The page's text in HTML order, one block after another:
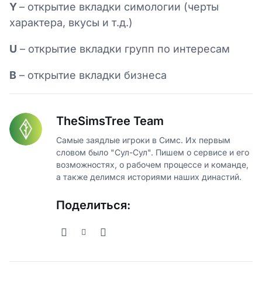
Y– открытие вкладки симологии (черты
характера, вкусы и т.д.)
U – открытие вкладки групп по интересам
B – открытие вкладки бизнеса
TheSimsTree Team
Самые заядлые игроки в Симс. Их первым
словом было "Сул-Сул". Пишем о сервисе и его
возможностях, о рабочем процессе и команде,
а также делимся историями наших династий.
Поделиться: